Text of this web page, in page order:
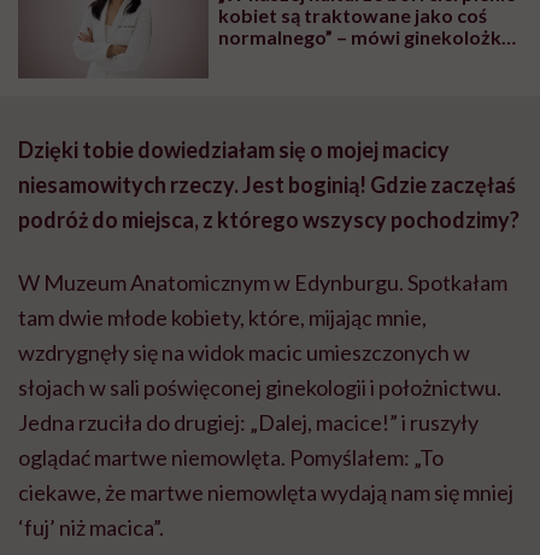
kobiet są traktowane jako coś
normalnego” – mówi ginekolożka
Dzięki tobie dowiedziałam się o mojej macicy
niesamowitych rzeczy. Jest boginią! Gdzie zaczęłaś
podróż do miejsca, z którego wszyscy pochodzimy?
W Muzeum Anatomicznym w Edynburgu. Spotkałam
tam dwie młode kobiety, które, mijając mnie,
wzdrygnęły się na widok macic umieszczonych w
słojach w sali poświęconej ginekologii i położnictwu.
Jedna rzuciła do drugiej: „Dalej, macice!” i ruszyły
oglądać martwe niemowlęta. Pomyślałem: „To
ciekawe, że martwe niemowlęta wydają nam się mniej
‘fuj’ niż macica”.